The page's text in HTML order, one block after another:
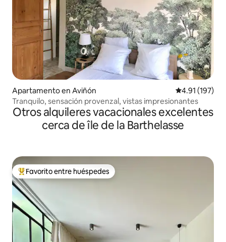
Apartamento en Aviñón Calificación
4.91 (197)
Tranquilo, sensación provenzal, vistas impresionantes
Otros alquileres vacacionales excelentes
cerca de île de la Barthelasse
Favorito entre huéspedes preferido
Favorito entre huéspedes